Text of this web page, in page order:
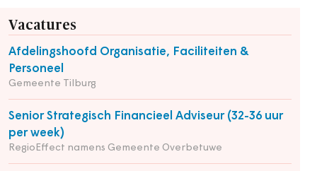
Vacatures
Afdelingshoofd Organisatie, Faciliteiten &
Personeel
Gemeente Tilburg
Senior Strategisch Financieel Adviseur (32-36 uur
per week)
RegioEffect namens Gemeente Overbetuwe